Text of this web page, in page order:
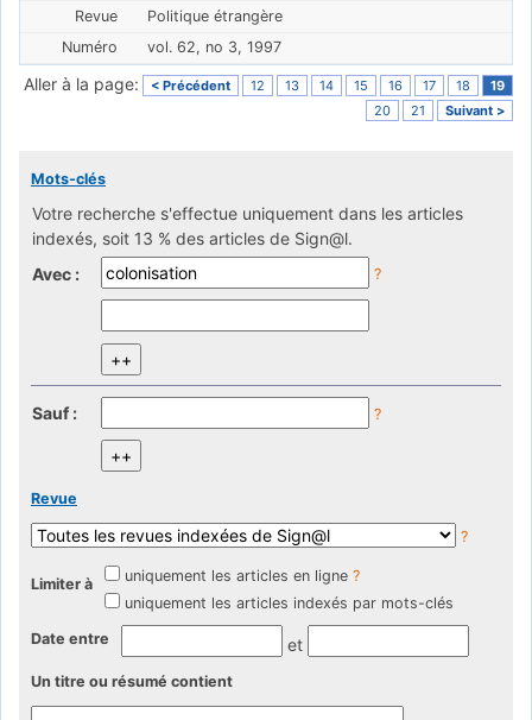
Politique étrangère
vol. 62, no 3, 1997
Aller à la page: < Précédent 12 13 14 15 16 17 18
19
20
21 Suivant >
Mots-clés
Votre recherche s'effectue uniquement dans les articles
indexés, soit 13 % des articles de Sign@l.
Avec :
?
Sauf : ?
Revue
?
Limiter à uniquement les articles en ligne ?
uniquement les articles indexés par mots-clés
Date entre et
Un titre ou résumé contient